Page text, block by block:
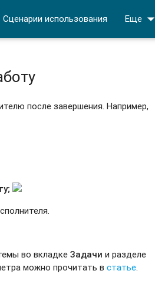
Сценарии использования Еще arrow_drop_down
после завершения. Например,
во вкладкеЗадачи и разделе
можно прочитать встатье